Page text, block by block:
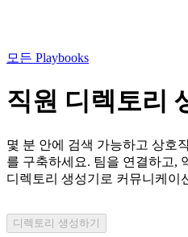
모든 Playbooks
직원 디렉토리
몇 분 안에 검색 가능하고 상호
를 구축하세요. 팀을 연결하고,
디렉토리 생성기로 커뮤니케이
디렉토리 생성하기